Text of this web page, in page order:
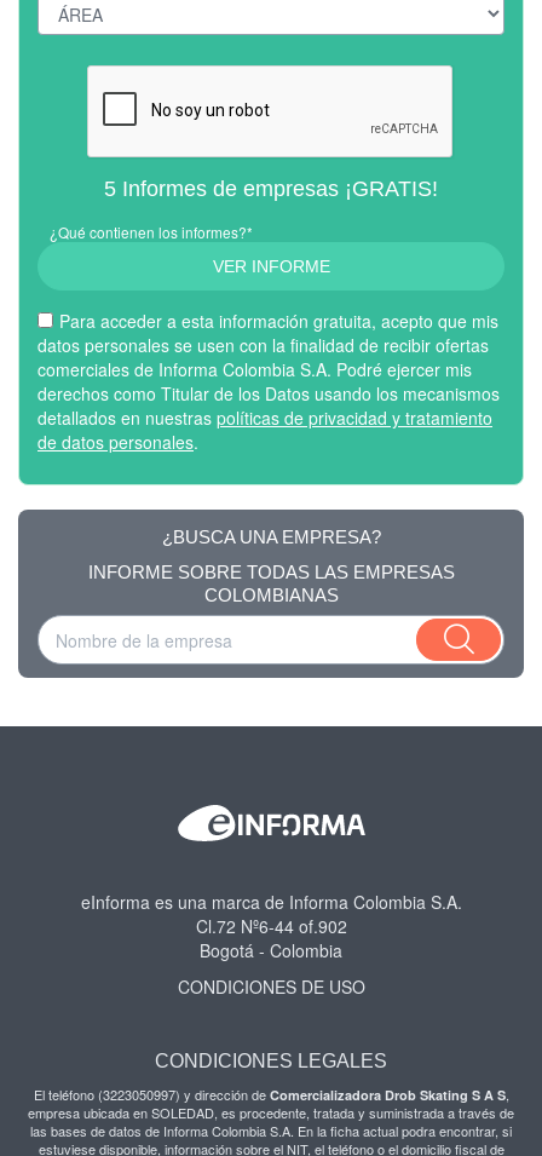
5 Informes de empresas ¡GRATIS!
¿Qué contienen los informes?*
VER INFORME
Para acceder a esta información gratuita, acepto que mis
datos personales se usen con la finalidad de recibir ofertas
comerciales de Informa Colombia S.A. Podré ejercer mis
derechos como Titular de los Datos usando los mecanismos
detallados en nuestras políticas de privacidad y tratamiento
de datos personales.
¿BUSCA UNA EMPRESA?
INFORME SOBRE TODAS LAS EMPRESAS
COLOMBIANAS
eInforma es una marca de Informa Colombia S.A.
Cl.72 Nº6-44 of.902
Bogotá - Colombia
CONDICIONES DE USO
CONDICIONES LEGALES
El teléfono (3223050997) y dirección de Comercializadora Drob Skating S A S,
empresa ubicada en SOLEDAD, es procedente, tratada y suministrada a través de
las bases de datos de Informa Colombia S.A. En la ficha actual podra encontrar, si
estuviese disponible, información sobre el NIT, el teléfono o el domicilio fiscal de